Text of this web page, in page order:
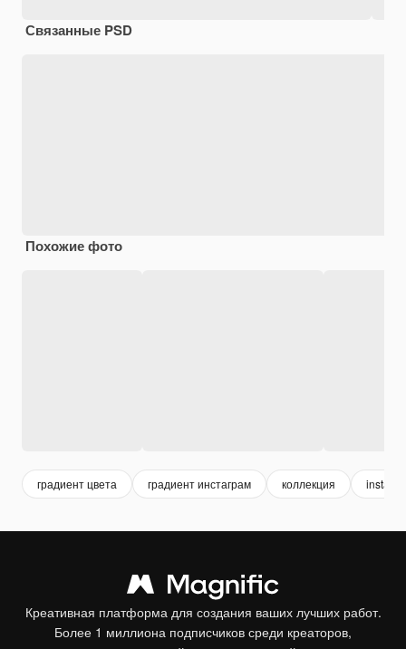
Связанные PSD
Похожие фото
градиент цвета градиент инстаграм коллекция
Креативная платформа для создания ваших лучших работ.
Более 1 миллиона подписчиков среди креаторов,